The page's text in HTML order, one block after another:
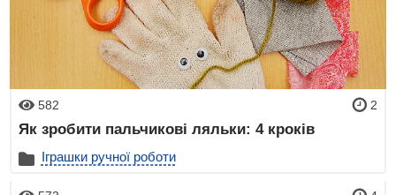
582 2
Як зробити пальчикові ляльки: 4 кроків
Іграшки ручної роботи